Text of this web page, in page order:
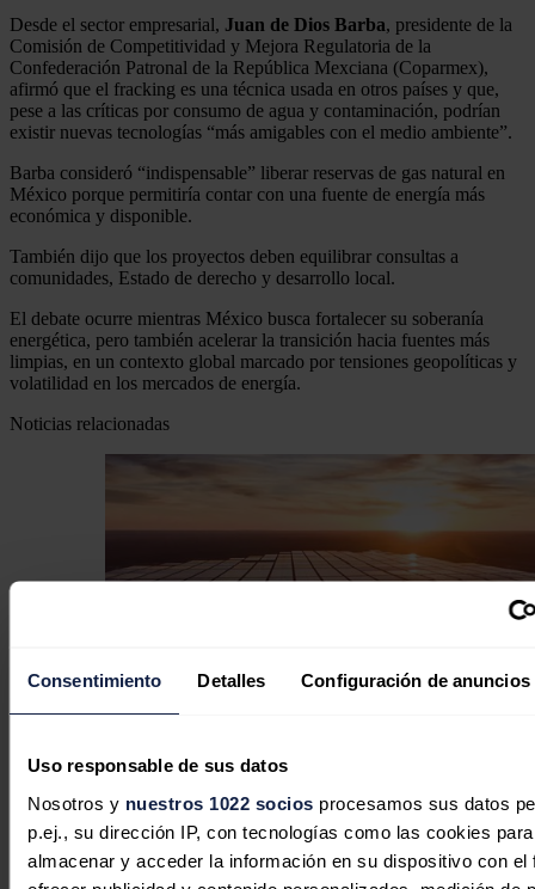
Consentimiento Detalles Configuración de anuncios
Uso responsable de sus datos
Nosotros y nuestros 1022 socios procesamos sus datos
p.ej., su dirección IP, con tecnologías como las cookies para
almacenar y acceder la información en su dispositivo con el
Desde el sector empresarial, Juan de Dios Barba, presidente de la
Comisión de Competitividad y Mejora Regulatoria de la
Confederación Patronal de la República Mexciana (Coparmex),
afirmó que el fracking es una técnica usada en otros países y que,
pese a las críticas por consumo de agua y contaminación, podrían
existir nuevas tecnologías “más amigables con el medio ambiente”.
Barba consideró “indispensable” liberar reservas de gas natural en
México porque permitiría contar con una fuente de energía más
económica y disponible.
También dijo que los proyectos deben equilibrar consultas a
comunidades, Estado de derecho y desarrollo local.
El debate ocurre mientras México busca fortalecer su soberanía
energética, pero también acelerar la transición hacia fuentes más
limpias, en un contexto global marcado por tensiones geopolíticas y
volatilidad en los mercados de energía.
Noticias relacionadas
Copenhagen Infrastructure Partners
alcanza el cierre financiero e inicia la
construcción de su primer proyecto